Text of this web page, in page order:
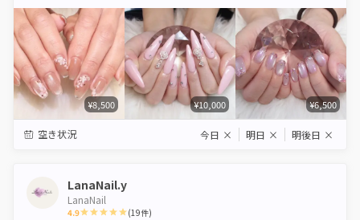
¥8,500 ¥10,000 ¥6,500
空き状況 今日 × 明日 × 明後日 ×
LanaNail.y
LanaNail
4.9 (19件)